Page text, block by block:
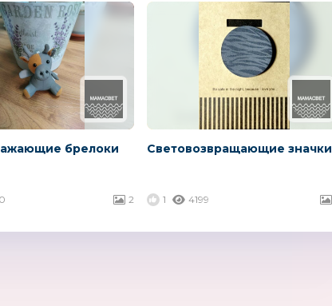
брелоки
2
Световозвращающие значки
1 4199